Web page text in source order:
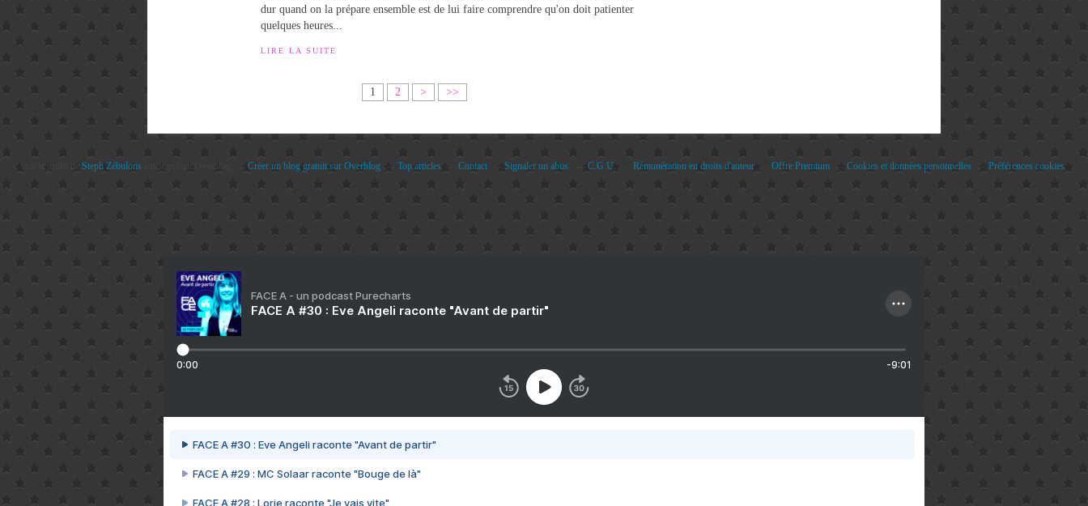
dur quand on la prépare ensemble est de lui faire comprendre qu'on doit patienter
quelques heures...
LIRE LA SUITE
1 2 > >>
Voir le profil de Steph Zébulonssur le portail Overblog Créer un blog gratuit sur Overblog Top articles Contact Signaler un abus C.G.U. Rémunération en droits d'auteur Offre Premium Cookies et données personnelles Préférences cookies
FACE A - un podcast Purecharts
FACE A #30 : Eve Angeli raconte "Avant de partir"
0:00 -9:01
FACE A #30 : Eve Angeli raconte "Avant de partir"
FACE A #29 : MC Solaar raconte "Bouge de là"
FACE A #28 : Lorie raconte "Je vais vite"